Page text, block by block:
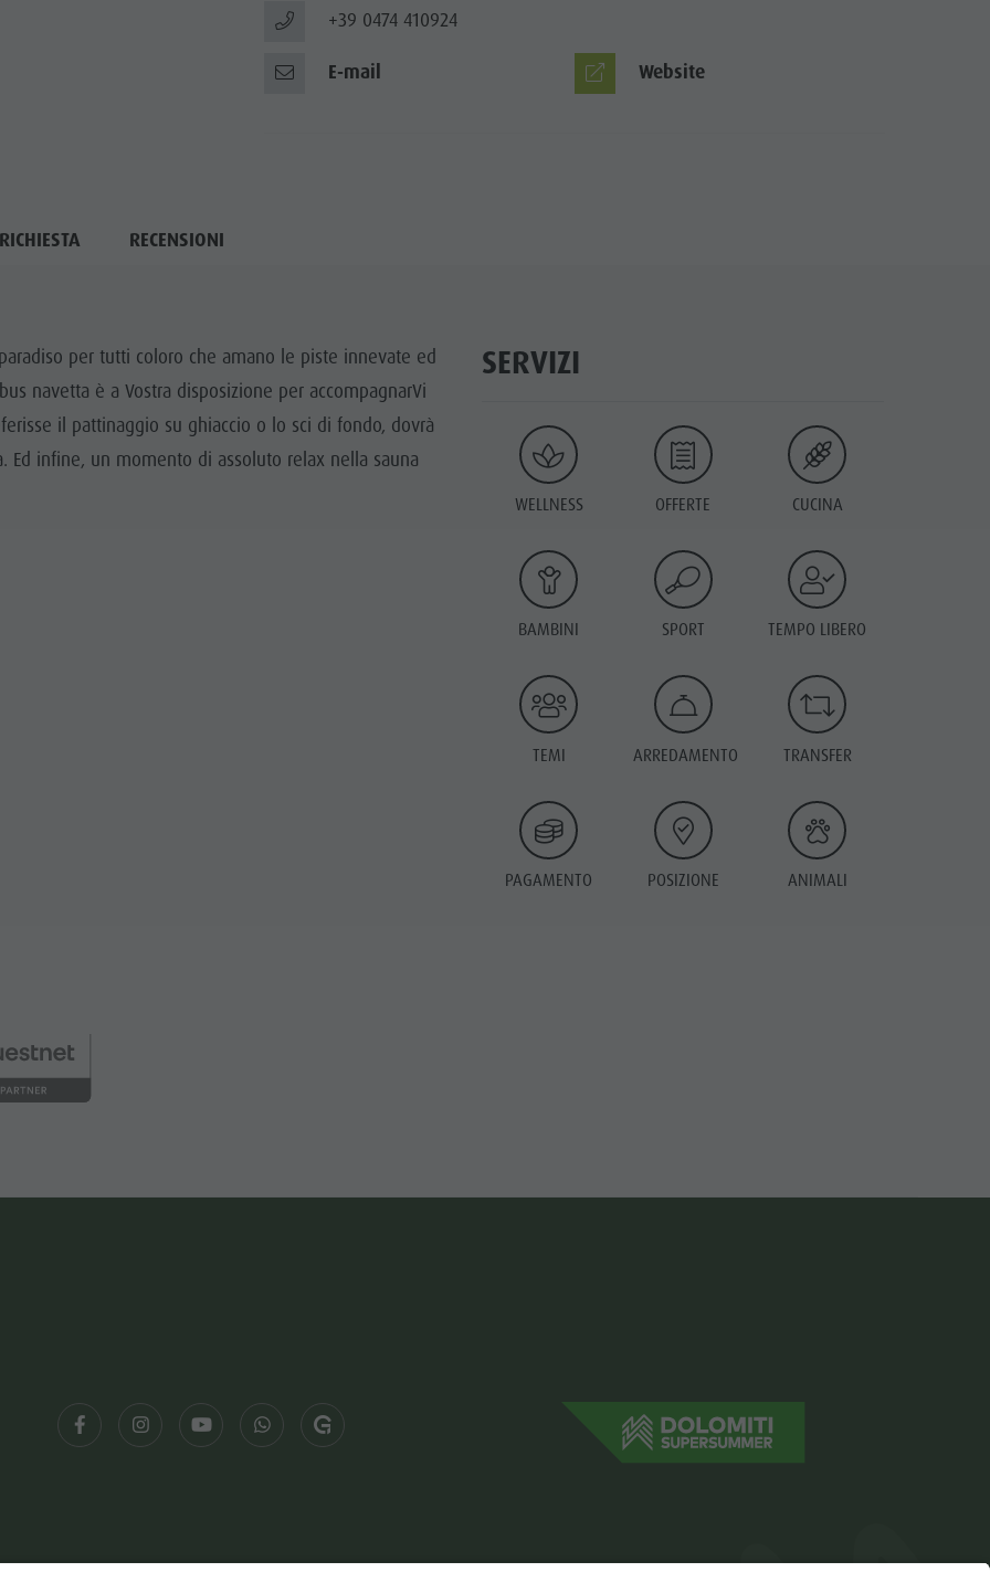
+39 0474 410924
E-mail Website
RICHIESTA RECENSIONI
per tutti coloro che amano le piste innevate ed
navetta è a Vostra disposizione per accompagnarVi
il pattinaggio su ghiaccio o lo sci di fondo, dovrà
Ed infine, un momento di assoluto relax nella sauna
SERVIZI
WELLNESS OFFERTE CUCINA
BAMBINI SPORT TEMPO LIBERO
TEMI ARREDAMENTO TRANSFER
PAGAMENTO POSIZIONE ANIMALI